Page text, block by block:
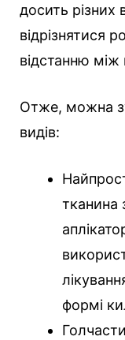
досить різних
відрізнятися
відстанню
Отже, можна
видів:
тканина
формі